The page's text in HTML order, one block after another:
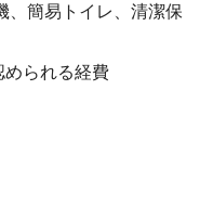
簡易トイレ、清潔保
られる経費